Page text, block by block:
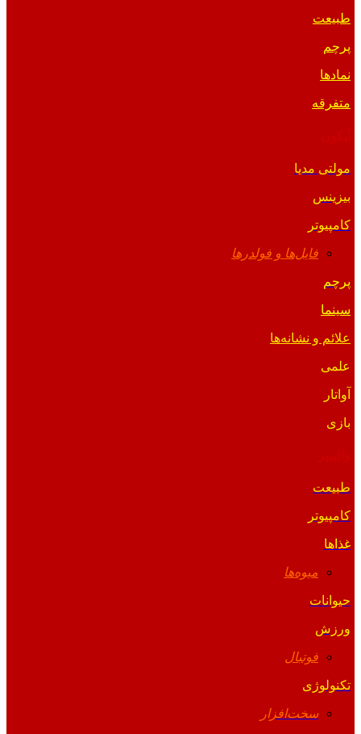
طبیعت
پرچم
نمادها
متفرقه
مولتی مدیا
بیزینس
کامپیوتر
فایل‌ها و فولدرها
پرچم
سینما
علائم و نشانه‌ها
علمی
آواتار
بازی
طبیعت
کامپیوتر
غذاها
میوه‌ها
حیوانات
ورزش
فوتبال
تکنولوژی
سخت‌افزار